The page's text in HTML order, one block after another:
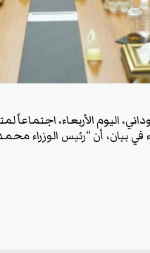
اليوم الأربعاء، اجتماعاً
بيان، أن “رئيس الوزراء